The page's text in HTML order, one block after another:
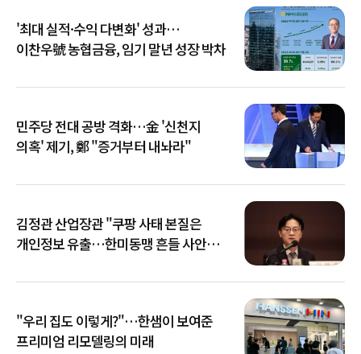
'최대 실적·수익 다변화' 성과…
이찬우號 농협금융, 임기 말년 성장 박차
민주당 전대 공방 격화…金 '신천지
의혹' 제기, 鄭 "증거부터 내놔라"
김정관 산업장관 "쿠팡 사태 본질은
개인정보 유출…한미동맹 흔들 사안
"우리 집도 이렇게?"…한샘이 보여준
프리미엄 리모델링의 미래